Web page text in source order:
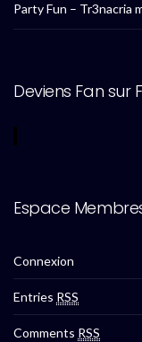
Party Fun – Tr3nacria
Deviens Fan sur
Espace
Connexion
Entries RSS
Comments RSS